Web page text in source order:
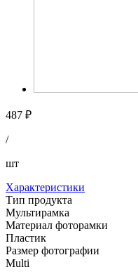
487 ₽
/
шт
Характеристики
Тип продукта
Мультирамка
Материал фоторамки
Пластик
Размер фотографии
Multi